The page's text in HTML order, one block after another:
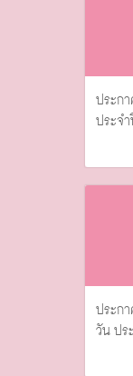
ประก
ประจ
ประก
วัน ป